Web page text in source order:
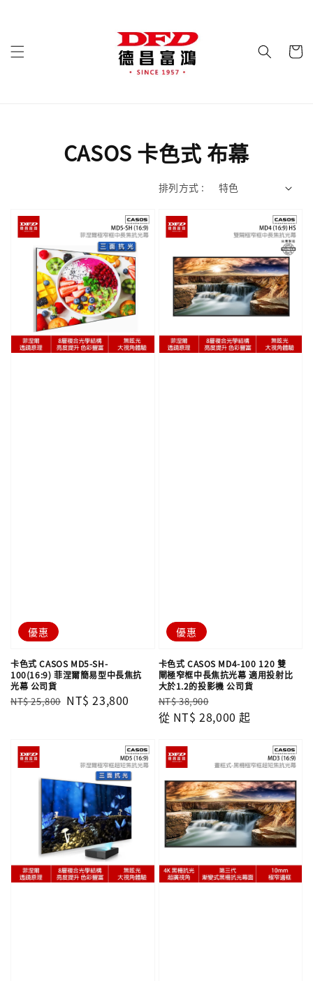
CASOS 卡色式 布幕
排列方式 :
優惠
卡色式 CASOS MD5-SH-
100(16:9) 菲涅爾簡易型中長焦抗
光幕 公司貨
Regular
NT$ 25,800 Sale
NT$ 23,800
優惠
卡色式 CASOS MD4-100 120 雙
閘極窄框中長焦抗光幕 適用投射比
大於1.2的投影機 公司貨
Regular
price
NT$ 38,900
price
從 NT$ 28,000 起